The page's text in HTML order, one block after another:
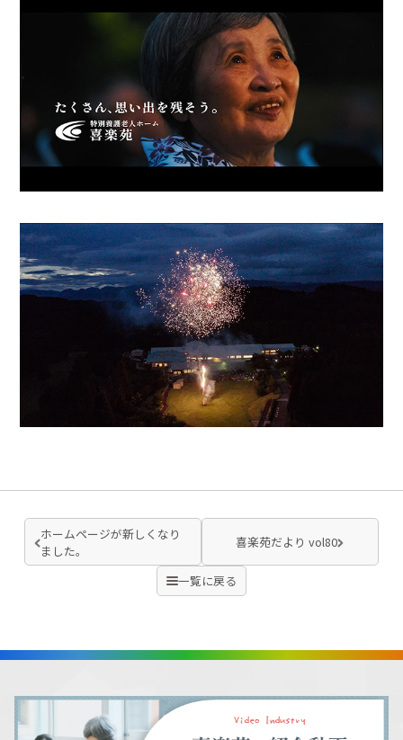
一覧に戻る
ホームページが新しくなり
ました。
喜楽苑だより vol80